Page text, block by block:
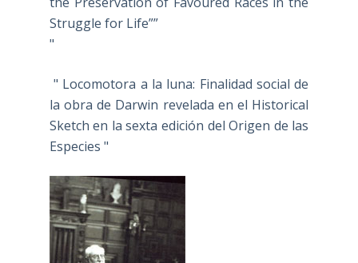
Struggle for Life””
"
" Locomotora a la luna: Finalidad social de
la obra de Darwin revelada en el Historical
Sketch en la sexta edición del Origen de las
Especies "